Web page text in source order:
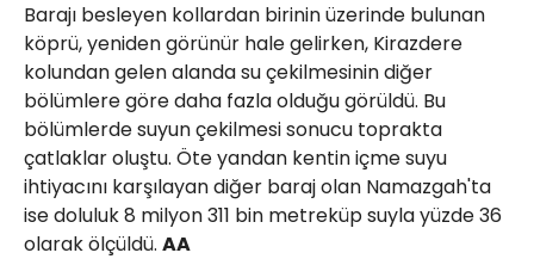
Barajı besleyen kollardan birinin üzerinde bulunan
köprü, yeniden görünür hale gelirken, Kirazdere
kolundan gelen alanda su çekilmesinin diğer
bölümlere göre daha fazla olduğu görüldü. Bu
bölümlerde suyun çekilmesi sonucu toprakta
çatlaklar oluştu. Öte yandan kentin içme suyu
ihtiyacını karşılayan diğer baraj olan Namazgah'ta
ise doluluk 8 milyon 311 bin metreküp suyla yüzde 36
olarak ölçüldü. AA